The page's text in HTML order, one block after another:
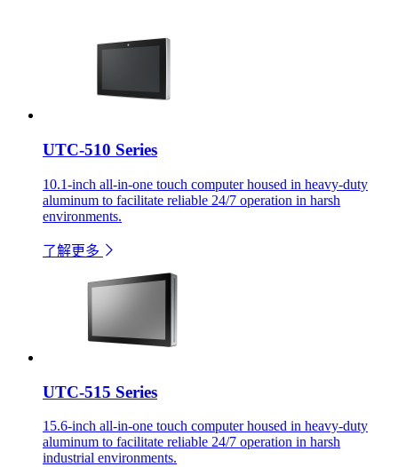
UTC-510 Series
10.1-inch all-in-one touch computer housed in heavy-duty
aluminum to facilitate reliable 24/7 operation in harsh
environments.
了解更多
UTC-515 Series
15.6-inch all-in-one touch computer housed in heavy-duty
aluminum to facilitate reliable 24/7 operation in harsh
industrial environments.